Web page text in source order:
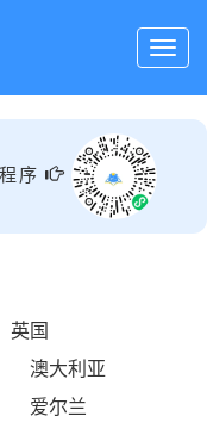
序
英国
澳大利亚
爱尔兰